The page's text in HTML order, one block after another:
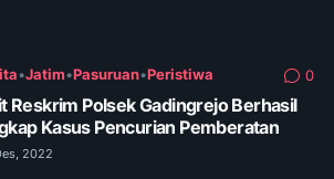
•Jatim•Pasuruan•Peristiwa 0
Reskrim Polsek Gadingrejo Berhasil
Kasus Pencurian Pemberatan
2022